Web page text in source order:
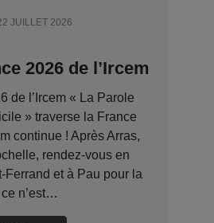
JUILLET 2026
2026 de l’Ircem
de l’Ircem « La Parole
» traverse la France
continue ! Après Arras,
rendez-vous en
Ferrand et à Pau pour la
n’est…